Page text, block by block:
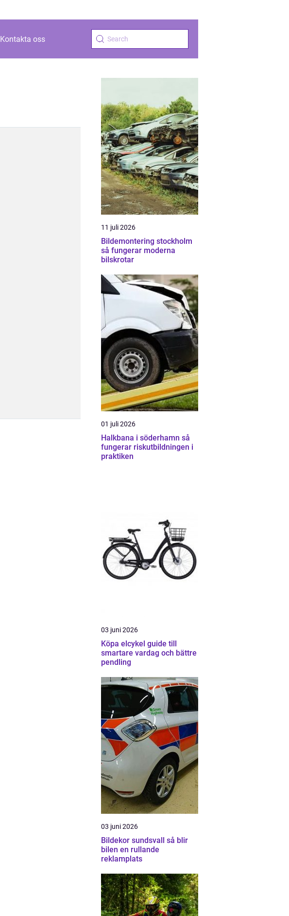
Kontakta oss
11 juli 2026
Bildemontering stockholm
så fungerar moderna
bilskrotar
01 juli 2026
Halkbana i söderhamn så
fungerar riskutbildningen i
praktiken
03 juni 2026
Köpa elcykel guide till
smartare vardag och bättre
pendling
03 juni 2026
Bildekor sundsvall så blir
bilen en rullande
reklamplats